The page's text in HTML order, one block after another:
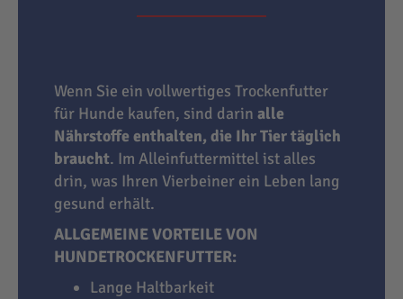
Wenn Sie ein vollwertiges Trockenfutter
für Hunde kaufen, sind darin alle
Nährstoffe enthalten, die Ihr Tier täglich
braucht. Im Alleinfuttermittel ist alles
drin, was Ihren Vierbeiner ein Leben lang
gesund erhält.
ALLGEMEINE VORTEILE VON
HUNDETROCKENFUTTER:
Lange Haltbarkeit